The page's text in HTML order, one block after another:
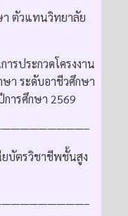
ตัวแทนวิทยาลัย
ารประกวดโครงงาน
า ระดับอาชีวศึกษา
การศึกษา 2569
บัตรวิชาชีพชั้นสูง